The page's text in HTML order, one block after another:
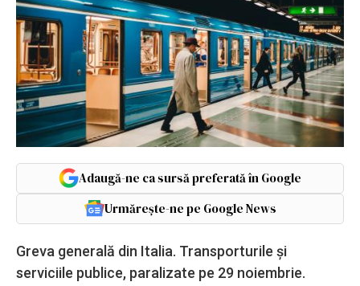
Adaugă-ne ca sursă preferată în Google
Urmărește-ne pe Google News
Greva generală din Italia. Transporturile și
serviciile publice, paralizate pe 29 noiembrie.